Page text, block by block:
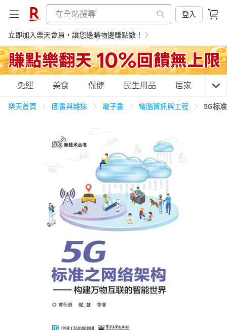
登入
立即加入樂天會員，讓您邊購物邊賺點數！
購物網分類
3C家電 運動休閒
男裝 化妝保養
電子/紙本書
HOT
免運 美食 保健 民生用品 居家 3C
樂天首頁 圖書與雜誌 電子書 電腦資訊與工程 5G标